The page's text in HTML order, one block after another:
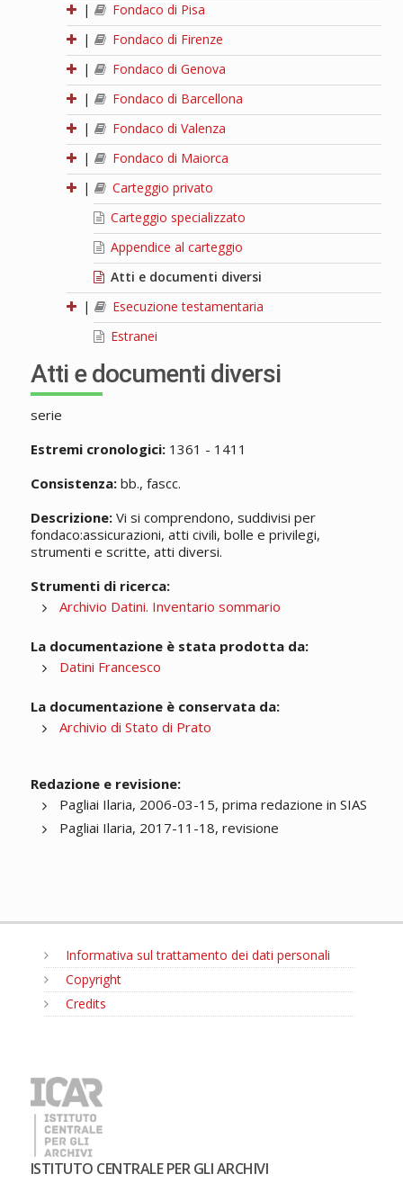
|
Fondaco di Pisa
|
Fondaco di Firenze
|
Fondaco di Genova
|
Fondaco di Barcellona
|
Fondaco di Valenza
|
Fondaco di Maiorca
|
Carteggio privato
Carteggio specializzato
Appendice al carteggio
Atti e documenti diversi
|
Esecuzione testamentaria
Estranei
Atti e documenti diversi
serie
Estremi cronologici:1361 - 1411
Consistenza:bb., fascc.
Descrizione:Vi si comprendono, suddivisi per
fondaco:assicurazioni, atti civili, bolle e privilegi,
strumenti e scritte, atti diversi.
Strumenti di ricerca:
Archivio Datini. Inventario sommario
La documentazione è stata prodotta da:
Datini Francesco
La documentazione è conservata da:
Archivio di Stato di Prato
Redazione e revisione:
Pagliai Ilaria, 2006-03-15, prima redazione in SIAS
Pagliai Ilaria, 2017-11-18, revisione
Informativa sul trattamento dei dati personali
Copyright
Credits
ISTITUTO CENTRALE PER GLI ARCHIVI